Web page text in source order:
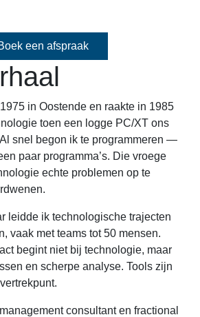
een afspraak
in Oostende en raakte in 1985
toen een logge PC/XT ons
snel begon ik te programmeren —
paar programma’s. Die vroege
echte problemen op te
leidde ik technologische trajecten
vaak met teams tot 50 mensen.
begint niet bij technologie, maar
en scherpe analyse. Tools zijn
consultant en fractional